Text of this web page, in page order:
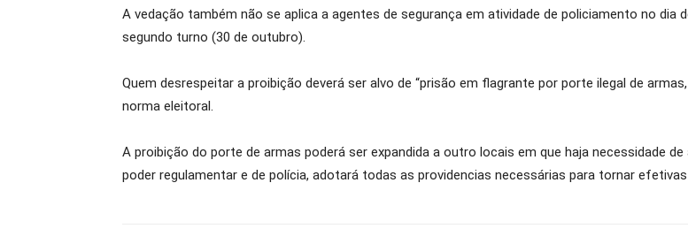
A vedação também não se aplica a agentes de segurança em atividade de policiamento no
segundo turno (30 de outubro).
Quem desrespeitar a proibição deverá ser alvo de “prisão em flagrante por porte ilegal de
norma eleitoral.
A proibição do porte de armas poderá ser expandida a outro locais em que haja necessidade
poder regulamentar e de polícia, adotará todas as providencias necessárias para tornar